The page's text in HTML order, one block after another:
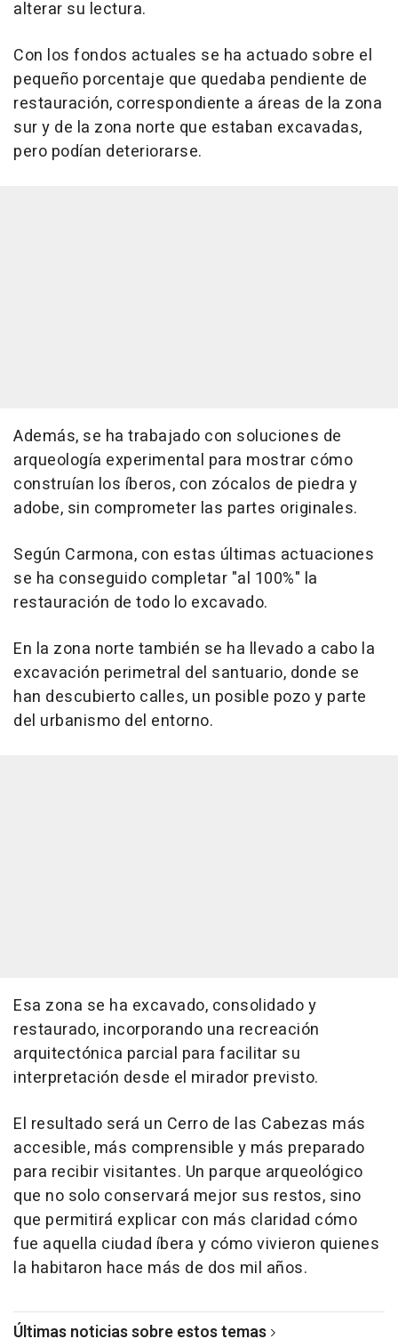
alterar su lectura.
Con los fondos actuales se ha actuado sobre el
pequeño porcentaje que quedaba pendiente de
restauración, correspondiente a áreas de la zona
sur y de la zona norte que estaban excavadas,
pero podían deteriorarse.
Además, se ha trabajado con soluciones de
arqueología experimental para mostrar cómo
construían los íberos, con zócalos de piedra y
adobe, sin comprometer las partes originales.
Según Carmona, con estas últimas actuaciones
se ha conseguido completar "al 100%" la
restauración de todo lo excavado.
En la zona norte también se ha llevado a cabo la
excavación perimetral del santuario, donde se
han descubierto calles, un posible pozo y parte
del urbanismo del entorno.
Esa zona se ha excavado, consolidado y
restaurado, incorporando una recreación
arquitectónica parcial para facilitar su
interpretación desde el mirador previsto.
El resultado será un Cerro de las Cabezas más
accesible, más comprensible y más preparado
para recibir visitantes. Un parque arqueológico
que no solo conservará mejor sus restos, sino
que permitirá explicar con más claridad cómo
fue aquella ciudad íbera y cómo vivieron quienes
la habitaron hace más de dos mil años.
Últimas noticias sobre estos temas